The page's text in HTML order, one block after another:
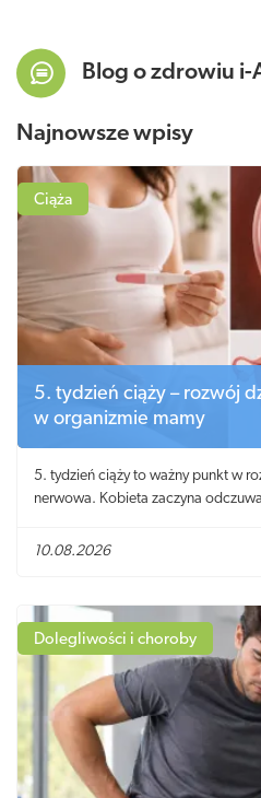
Blog o zdrowiu i-
Najnowsze wpisy
Ciąża
5. tydzień ciąży – rozwój
w organizmie mamy
5. tydzień ciąży to ważny punkt w
nerwowa. Kobieta zaczyna
10.08.2026
Dolegliwości i choroby